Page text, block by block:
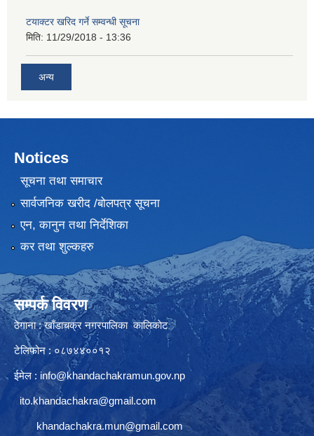
टयाक्टर खरिद गर्ने सम्वन्धी सूचना
मिति: 11/29/2018 - 13:36
अन्य
Notices
सूचना तथा समाचार
सार्वजनिक खरीद /बोलपत्र सूचना
एन, कानुन तथा निर्देशिका
कर तथा शुल्कहरु
सम्पर्क विवरण
ठेगाना : खाँडाचक्र नगरपालिका कालिकाेट
टेलिफोन : ०८७४४००१२
ईमेल : info@khandachakramun.gov.np
ito.khandachakra@gmail.com
khandachakra.mun@gmail.com